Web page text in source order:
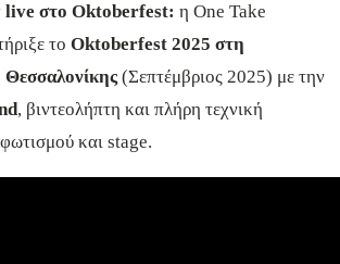
live στο Oktoberfest: η One Take
το Oktoberfest 2025 στη
(Σεπτέμβριος 2025) με την
, βιντεολήπτη και πλήρη τεχνική
και stage.